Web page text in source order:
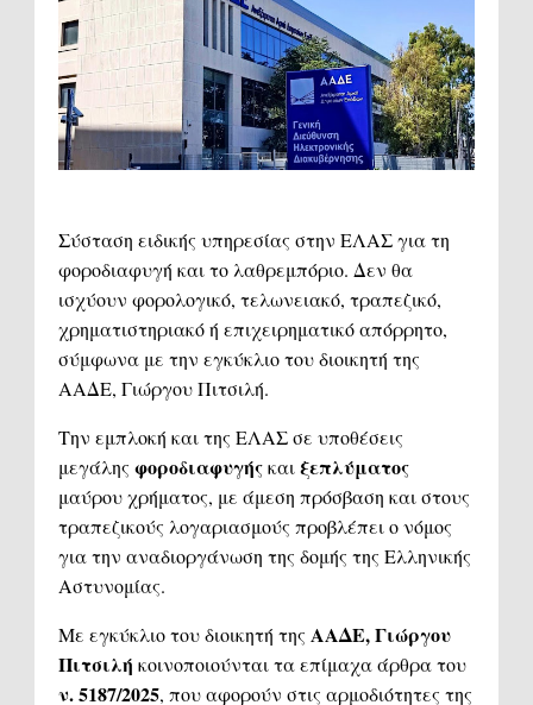
Σύσταση ειδικής υπηρεσίας στην ΕΛΑΣ για τη
φοροδιαφυγή και το λαθρεμπόριο. Δεν θα
ισχύουν φορολογικό, τελωνειακό, τραπεζικό,
χρηματιστηριακό ή επιχειρηματικό απόρρητο,
σύμφωνα με την εγκύκλιο του διοικητή της
ΑΑΔΕ, Γιώργου Πιτσιλή.
Την εμπλοκή και της ΕΛΑΣ σε υποθέσεις
μεγάλης φοροδιαφυγήςκαιξεπλύματος
μαύρου χρήματος, με άμεση πρόσβαση και στους
τραπεζικούς λογαριασμούς προβλέπει ο νόμος
για την αναδιοργάνωση της δομής της Ελληνικής
Αστυνομίας.
Με εγκύκλιο του διοικητή της ΑΑΔΕ, Γιώργου
Πιτσιλή κοινοποιούνται τα επίμαχα άρθρα του
ν. 5187/2025, που αφορούν στις αρμοδιότητες της